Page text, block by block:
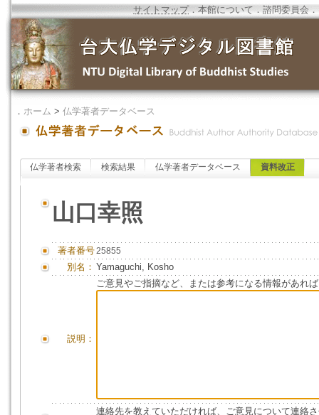
サイトマップ．本館について ．諮問委員会 ．
． ホーム > 仏学著者データベース
仏学著者検索 検索結果 仏学著者データベース 資料改正
山口幸照
著者番号25855
別名： Yamaguchi, Kosho
説明：
ご意見やご指摘など、または参考になる情報があれ
連絡先を教えていただければ、ご意見について連絡